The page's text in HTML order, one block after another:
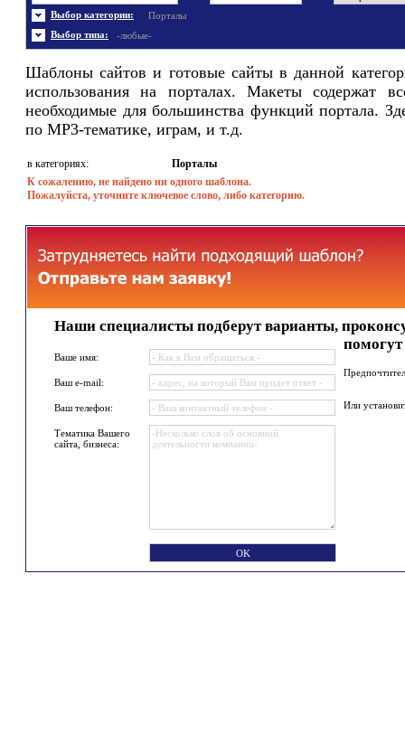
Выбор категории: Порталы
Энергетика
Выбор типа: -любые-
Шаблоны не скачивались
Шаблоны флеш сайтов
Шаблоны сайтов и готовые сайты в данной
использования на порталах. Макеты содержат
необходимые для большинства функций портала.
по MP3-тематике, играм, и т.д.
в категориях:
Порталы
К сожалению, не найдено ни одного шаблона.
Пожалуйста, уточните ключевое слово, либо категорию.
Наши специалисты подберут варианты,
Ваше имя:
Ваш e-mail:
Ваш телефон:
Тематика Вашего
сайта, бизнеса:
Или